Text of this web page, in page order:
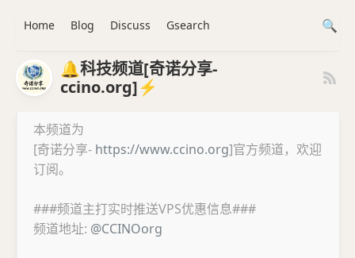
🔔科技频道[奇诺分享-
ccino.org]⚡️
本频道为
[奇诺分享- https://www.ccino.org]官方频道，欢迎
订阅。
###频道主打实时推送VPS优惠信息###
频道地址: @CCINOorg
Home Blog Discuss Gsearch